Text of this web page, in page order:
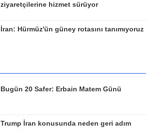
ziyaretçilerine hizmet sürüyor
İran: Hürmüz'ün güney rotasını tanımıyoruz
Bugün 20 Safer: Erbain Matem Günü
Trump İran konusunda neden geri adım